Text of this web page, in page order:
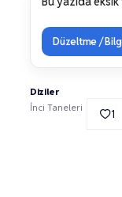
Düzeltme /
Diziler
İnci Taneleri
1